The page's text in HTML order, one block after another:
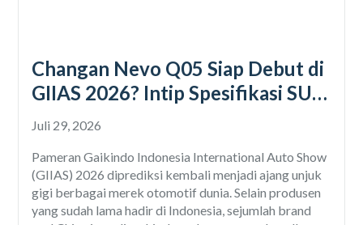
Changan Nevo Q05 Siap Debut di
GIIAS 2026? Intip Spesifikasi SUV
Hybrid Canggih!
Juli 29, 2026
Pameran Gaikindo Indonesia International Auto Show
(GIIAS) 2026 diprediksi kembali menjadi ajang unjuk
gigi berbagai merek otomotif dunia. Selain produsen
yang sudah lama hadir di Indonesia, sejumlah brand